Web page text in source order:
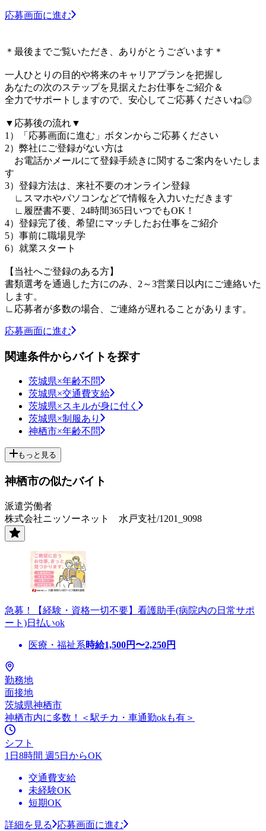
応募画面に進む
＊最後までご覧いただき、ありがとうございます＊
一人ひとりの目的や将来のキャリアプランを把握し
あなたの次のステップを見据えたお仕事をご紹介＆
全力でサポートしますので、安心してご応募くださいね◎
▼応募後の流れ▼
1）「応募画面に進む」ボタンからご応募ください
2）弊社にご登録がない方は
お電話かメールにて登録手続きに関するご案内をいたしま
す
3）登録方法は、来社不要のオンライン登録
∟スマホやパソコンなどで情報を入力いただきます
∟履歴書不要、24時間365日いつでもOK！
4）登録完了後、希望にマッチしたお仕事をご紹介
5）事前に職場見学
6）就業スタート
【当社へご登録のある方】
書類選考を通過した方にのみ、2～3営業日以内にご連絡いた
します。
∟応募者が多数の場合、ご連絡が遅れることがあります。
応募画面に進む
関連条件からバイトを探す
茨城県×年齢不問
茨城県×交通費支給
茨城県×スキルが身に付く
茨城県×制服あり
神栖市×年齢不問
もっと見る
神栖市の似たバイト
派遣労働者
株式会社ニッソーネット 水戸支社/1201_9098
急募！【経験・資格一切不要】看護助手(病院内の日常サポ
ート)日払いok
医療・福祉系時給1,500円〜2,250円
勤務地
面接地
茨城県神栖市
神栖市内に多数！＜駅チカ・車通勤okも有＞
シフト
1日8時間 週5日からOK
交通費支給
未経験OK
短期OK
詳細を見る 応募画面に進む